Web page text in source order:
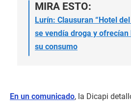
MIRA ESTO:
Lurín: Clausuran “Hotel
se vendía droga y
su consumo
En un comunicado, la Dicapi